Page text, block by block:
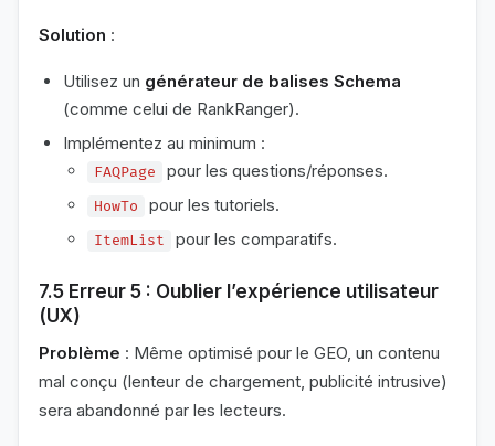
Solution :
Utilisez un générateur de balises Schema
(comme celui de RankRanger).
Implémentez au minimum :
FAQPage pour les questions/réponses.
HowTo pour les tutoriels.
ItemList pour les comparatifs.
7.5 Erreur 5 : Oublier l’expérience utilisateur
(UX)
Problème : Même optimisé pour le GEO, un contenu
mal conçu (lenteur de chargement, publicité intrusive)
sera abandonné par les lecteurs.